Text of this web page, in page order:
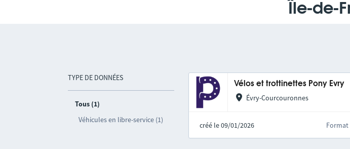
Île-de-
TYPE DE DONNÉES
Tous (1)
Véhicules en libre-service (1)
Vélos et trottinettes Pony Evry
Évry-Courcouronnes
créé le 09/01/2026 Format